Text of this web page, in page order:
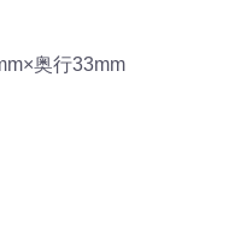
奥行33mm